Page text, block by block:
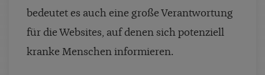
bedeutet es auch eine große Verantwortung
für die Websites, auf denen sich potenziell
kranke Menschen informieren.